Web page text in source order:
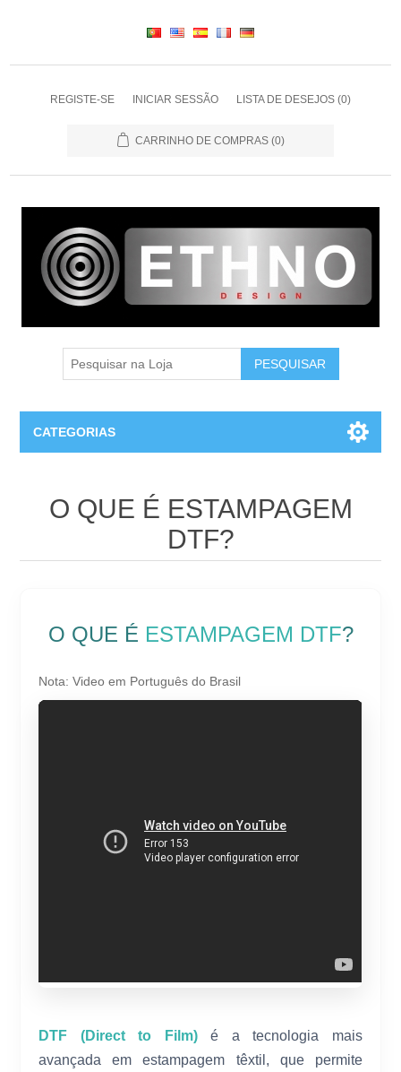
REGISTE-SE INICIAR SESSÃO LISTA DE DESEJOS (0)
CARRINHO DE COMPRAS (0)
PESQUISAR
CATEGORIAS
O QUE É ESTAMPAGEM
DTF?
O QUE É ESTAMPAGEM DTF?
Nota: Video em Português do Brasil
DTF (Direct to Film)é a tecnologia mais
avançada em estampagem têxtil, que permite